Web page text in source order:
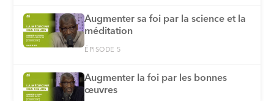
Augmenter sa foi par la science et la
méditation
ÉPISODE 5
Augmenter la foi par les bonnes
œuvres